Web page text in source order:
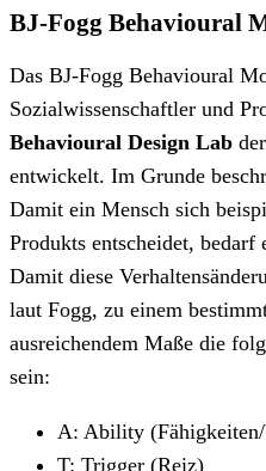
BJ-Fogg Behavioural
Das BJ-Fogg Behavioural
Sozialwissenschaftler und
Behavioural Design Lab
entwickelt. Im Grunde
Damit ein Mensch sich
Produkts entscheidet, bedarf
Damit diese
laut Fogg, zu einem
ausreichendem Maße die
sein:
A: Ability (Fähigkeiten/
T: Trigger (Reiz)